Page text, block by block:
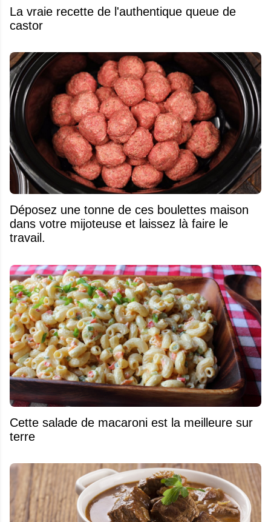
La vraie recette de l'authentique queue de
castor
Déposez une tonne de ces boulettes maison
dans votre mijoteuse et laissez là faire le
travail.
Cette salade de macaroni est la meilleure sur
terre